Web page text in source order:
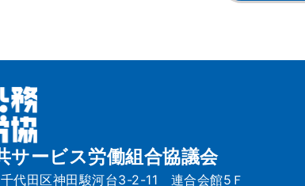
サービス労働組合協議会
代田区神田駿河台3-2-11 連合会館5Ｆ